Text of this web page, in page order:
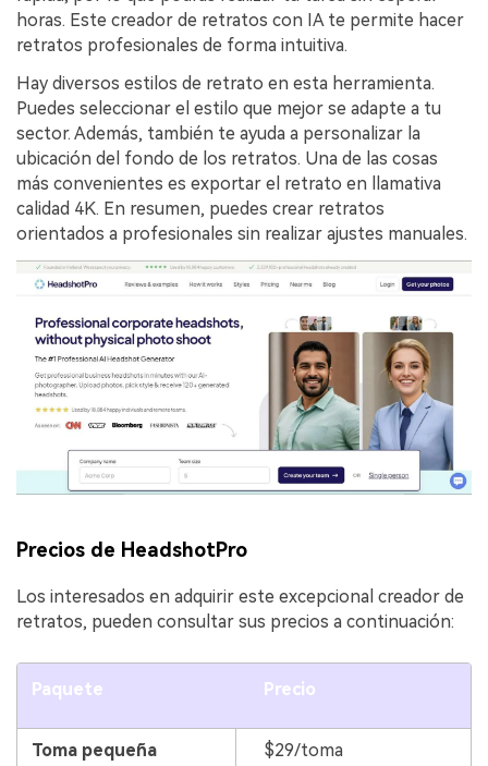
horas. Este creador de retratos con IA te permite hacer
retratos profesionales de forma intuitiva.
Hay diversos estilos de retrato en esta herramienta.
Puedes seleccionar el estilo que mejor se adapte a tu
sector. Además, también te ayuda a personalizar la
ubicación del fondo de los retratos. Una de las cosas
más convenientes es exportar el retrato en llamativa
calidad 4K. En resumen, puedes crear retratos
orientados a profesionales sin realizar ajustes manuales.
Precios de HeadshotPro
Los interesados en adquirir este excepcional creador de
retratos, pueden consultar sus precios a continuación:
Paquete Precio
Toma pequeña $29/toma